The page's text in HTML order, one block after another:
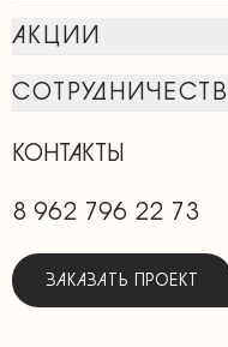
АКЦИИ
КОНТАКТЫ
8 962 796 22 73
ЗАКАЗАТЬ ПРОЕКТ